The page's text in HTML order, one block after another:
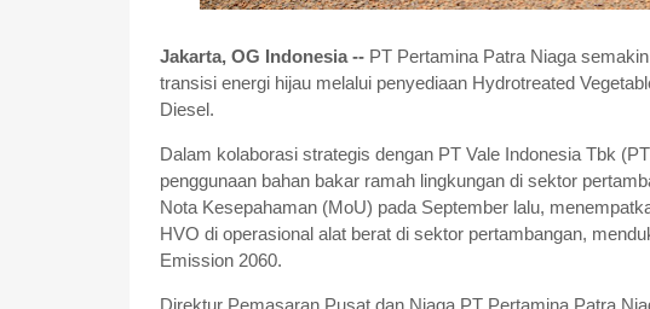
Jakarta, OG Indonesia -- PT Pertamina Patra Niaga
transisi energi hijau melalui penyediaan Hydrotreated
Diesel.
Dalam kolaborasi strategis dengan PT Vale Indonesia Tbk
penggunaan bahan bakar ramah lingkungan di sektor
Nota Kesepahaman (MoU) pada September lalu,
HVO di operasional alat berat di sektor pertambangan,
Emission 2060.
Direktur Pemasaran Pusat dan Niaga PT Pertamina Patra